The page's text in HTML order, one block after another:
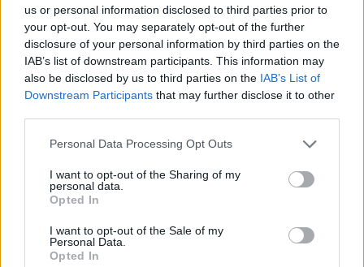
us or personal information disclosed to third parties prior to
your opt-out. You may separately opt-out of the further
disclosure of your personal information by third parties on the
IAB’s list of downstream participants. This information may
also be disclosed by us to third parties on the IAB’s List of
Downstream Participants that may further disclose it to other
Please note that this website/app uses one or more Google
not limited to your visit or usage behaviour. You may click to
grant or deny consent to Google and its third-party tags to
use your data for below specified purposes in below Google
consent section.
Personal Data Processing Opt Outs
I want to opt-out of the Sharing of my
personal data.
Opted In
I want to opt-out of the Sale of my
Personal Data.
Opted In
Αναβάλλεται για το 2026 η β' φάση για το ψηφιακό
Η ΑΑΔΕ δίνει παράταση στις μικρές επιχειρήσεις - η
β΄φάση που θα επεκτείνει την ψηφιακή
παρακολούθηση των διακινήσεων στο σύνολο των
επιχειρήσεων, δε θα ξεκινήσει τον Δεκέμβριο 2025
που είχε αρχικά σχεδιαστεί